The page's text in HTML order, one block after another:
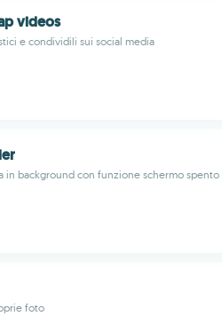
videos
e condividili sui social media
in background con funzione schermo spento
foto